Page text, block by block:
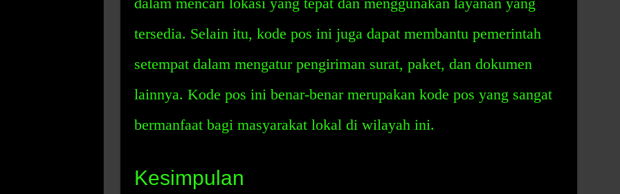
tersedia. Selain itu, kode pos ini juga dapat membantu pemerintah
setempat dalam mengatur pengiriman surat, paket, dan dokumen
lainnya. Kode pos ini benar-benar merupakan kode pos yang sangat
bermanfaat bagi masyarakat lokal di wilayah ini.
Kesimpulan